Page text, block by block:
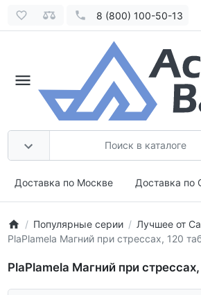
8 (800) 100-50-13
Доставка по Москве Доставка по
Популярные серии
Лучшее от
PlaPlamela Магний при стрессах, 120
PlaPlamela Магний при